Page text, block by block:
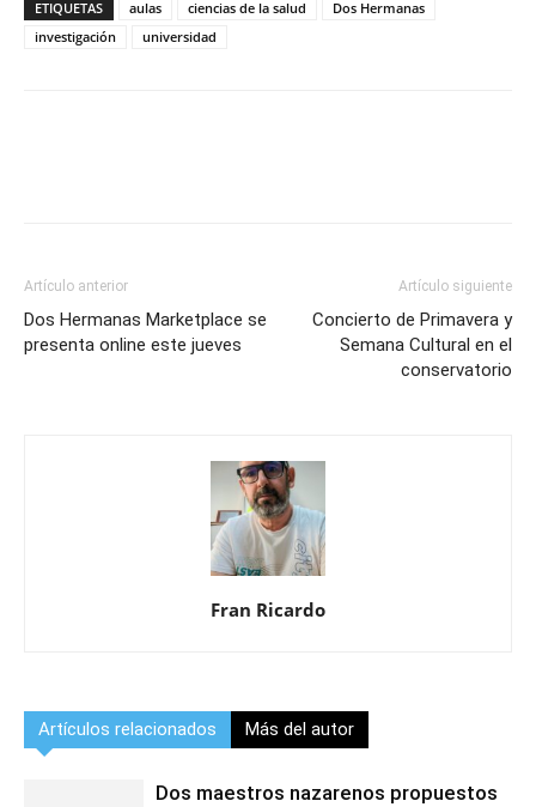
ETIQUETAS aulas ciencias de la salud
Dos Hermanas
investigación
universidad
Artículo anterior
Dos Hermanas Marketplace se
presenta online este jueves
Artículo siguiente
Concierto de Primavera y
Semana Cultural en el
conservatorio
Fran Ricardo
Artículos relacionados Más del autor
Dos maestros nazarenos propuestos